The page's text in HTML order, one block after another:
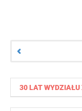
30 LAT